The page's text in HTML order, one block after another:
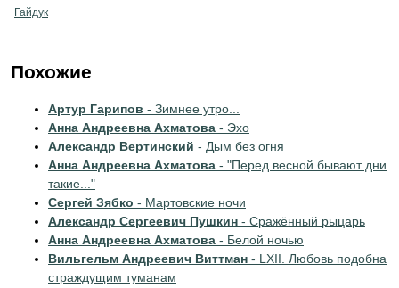
Гайдук
Похожие
Артур Гарипов - Зимнее утро...
Анна Андреевна Ахматова - Эхо
Александр Вертинский - Дым без огня
Анна Андреевна Ахматова - "Перед весной бывают дни
такие..."
Сергей Зябко - Мартовские ночи
Александр Сергеевич Пушкин - Сражённый рыцарь
Анна Андреевна Ахматова - Белой ночью
Вильгельм Андреевич Виттман - LXII. Любовь подобна
страждущим туманам